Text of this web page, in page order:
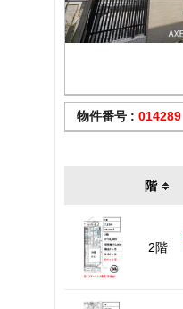
物件番号 : 014289
階
2階